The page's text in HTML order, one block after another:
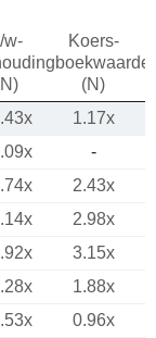
w-
Koers-
boekwaarde
(N)
1.17x
-
2.43x
2.98x
3.15x
1.88x
0.96x